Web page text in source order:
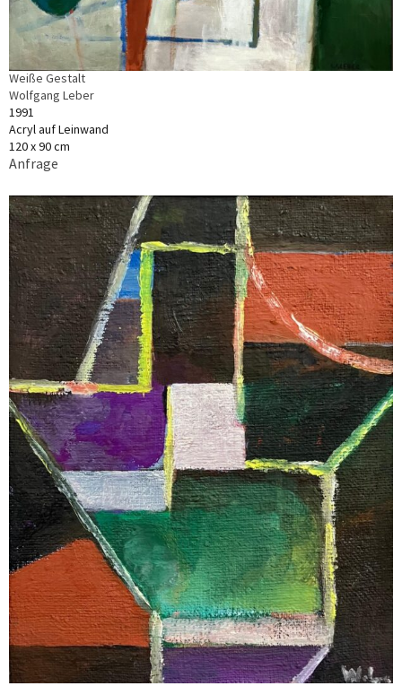
Weiße Gestalt
Wolfgang Leber
1991
Acryl auf Leinwand
120 x 90 cm
Anfrage